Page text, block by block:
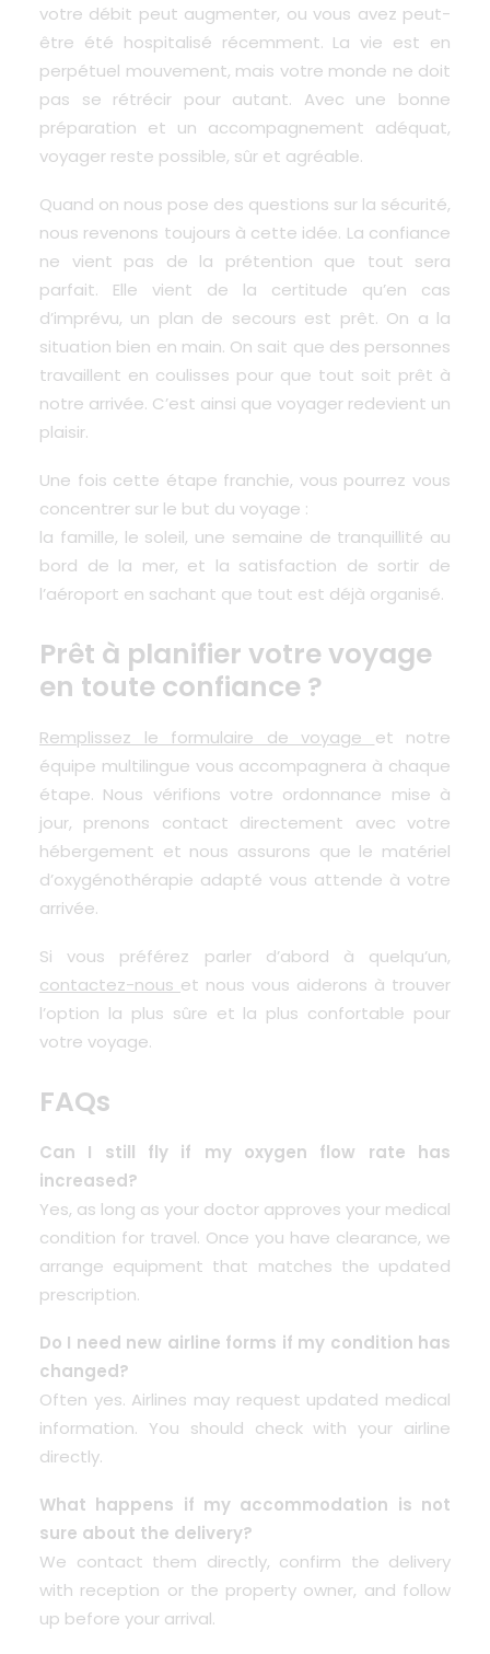
votre débit peut augmenter, ou vous avez peut-
être été hospitalisé récemment. La vie est en
perpétuel mouvement, mais votre monde ne doit
pas se rétrécir pour autant. Avec une bonne
préparation et un accompagnement adéquat,
voyager reste possible, sûr et agréable.
Quand on nous pose des questions sur la sécurité,
nous revenons toujours à cette idée. La confiance
ne vient pas de la prétention que tout sera
parfait. Elle vient de la certitude qu’en cas
d’imprévu, un plan de secours est prêt. On a la
situation bien en main. On sait que des personnes
travaillent en coulisses pour que tout soit prêt à
notre arrivée. C’est ainsi que voyager redevient un
plaisir.
Une fois cette étape franchie, vous pourrez vous
concentrer sur le but du voyage :
la famille, le soleil, une semaine de tranquillité au
bord de la mer, et la satisfaction de sortir de
l’aéroport en sachant que tout est déjà organisé.
Prêt à planifier votre voyage
en toute confiance ?
Remplissez le formulaire de voyage et notre
équipe multilingue vous accompagnera à chaque
étape. Nous vérifions votre ordonnance mise à
jour, prenons contact directement avec votre
hébergement et nous assurons que le matériel
d’oxygénothérapie adapté vous attende à votre
arrivée.
Si vous préférez parler d’abord à quelqu’un,
contactez-nous et nous vous aiderons à trouver
l’option la plus sûre et la plus confortable pour
votre voyage.
FAQs
Can I still fly if my oxygen flow rate has
increased?
Yes, as long as your doctor approves your medical
condition for travel. Once you have clearance, we
arrange equipment that matches the updated
prescription.
Do I need new airline forms if my condition has
changed?
Often yes. Airlines may request updated medical
information. You should check with your airline
directly.
What happens if my accommodation is not
sure about the delivery?
We contact them directly, confirm the delivery
with reception or the property owner, and follow
up before your arrival.